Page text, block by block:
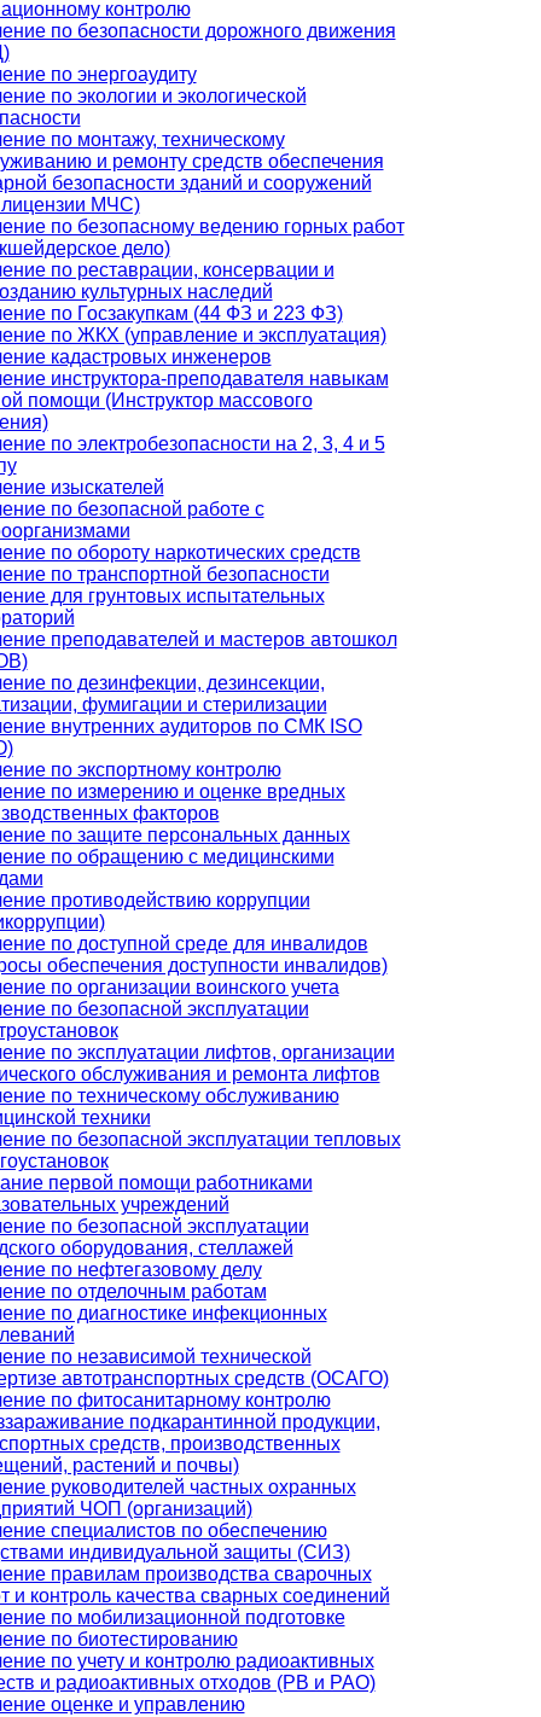
контролю
по безопасности дорожного движения
по энергоаудиту
по экологии и экологической
по монтажу, техническому
и ремонту средств обеспечения
безопасности зданий и сооружений
МЧС)
по безопасному ведению горных работ
дело)
по реставрации, консервации и
культурных наследий
по Госзакупкам (44 ФЗ и 223 ФЗ)
по ЖКХ (управление и эксплуатация)
кадастровых инженеров
инструктора-преподавателя навыкам
помощи (Инструктор массового
по электробезопасности на 2, 3, 4 и 5
изыскателей
по безопасной работе с
по обороту наркотических средств
по транспортной безопасности
для грунтовых испытательных
преподавателей и мастеров автошкол
по дезинфекции, дезинсекции,
фумигации и стерилизации
внутренних аудиторов по СМК ISO
по экспортному контролю
по измерению и оценке вредных
факторов
по защите персональных данных
по обращению с медицинскими
противодействию коррупции
по доступной среде для инвалидов
обеспечения доступности инвалидов)
по организации воинского учета
по безопасной эксплуатации
по эксплуатации лифтов, организации
обслуживания и ремонта лифтов
по техническому обслуживанию
техники
по безопасной эксплуатации тепловых
первой помощи работниками
учреждений
по безопасной эксплуатации
оборудования, стеллажей
по нефтегазовому делу
по отделочным работам
по диагностике инфекционных
по независимой технической
автотранспортных средств (ОСАГО)
по фитосанитарному контролю
подкарантинной продукции,
средств, производственных
растений и почвы)
руководителей частных охранных
ЧОП (организаций)
специалистов по обеспечению
индивидуальной защиты (СИЗ)
правилам производства сварочных
и контроль качества сварных соединений
по мобилизационной подготовке
по биотестированию
по учету и контролю радиоактивных
и радиоактивных отходов (РВ и РАО)
оценке и управлению